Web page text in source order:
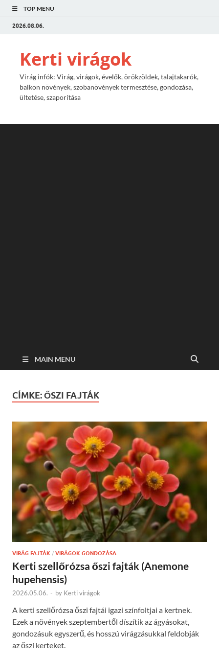
TOP MENU
2026.08.06.
Kerti virágok
Virág infók: Virág, virágok, évelők, örökzöldek, talajtakarók,
balkon növények, szobanövények termesztése, gondozása,
ültetése, szaporítása
MAIN MENU
CÍMKE:ŐSZI FAJTÁK
VIRÁG FAJTÁK / VIRÁGOK GONDOZÁSA
Kerti szellőrózsa őszi fajták (Anemone
hupehensis)
2026.05.06. - by Kerti virágok
A kerti szellőrózsa őszi fajtái igazi színfoltjai a kertnek.
Ezek a növények szeptembertől díszítik az ágyásokat,
gondozásuk egyszerű, és hosszú virágzásukkal feldobják
az őszi kerteket.